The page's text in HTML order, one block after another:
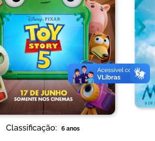
Classificação: 6 anos
›